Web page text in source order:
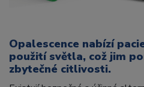
Opalescence nabízí
použití světla, což jim
zbytečné citlivosti.